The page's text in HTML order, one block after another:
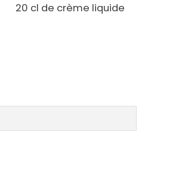
20 cl de crème liquide